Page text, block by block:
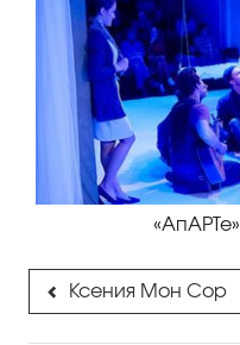
«АпАРТе»
Ксения Мон Сор